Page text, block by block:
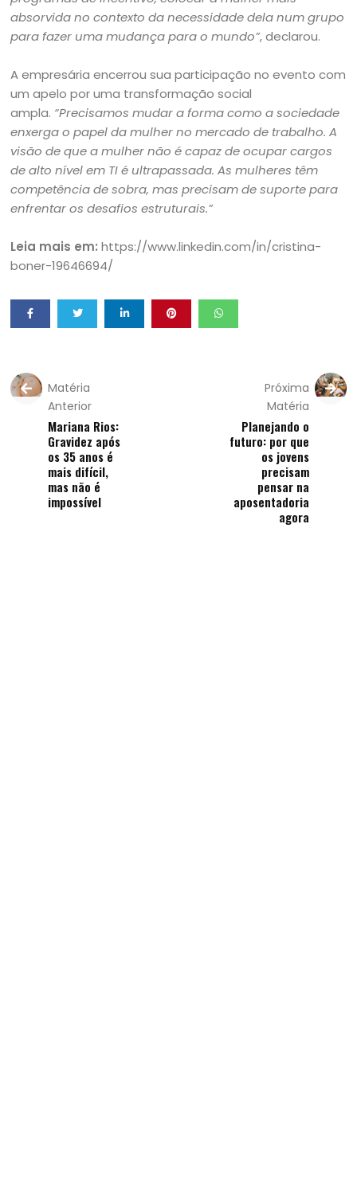
absorvida no contexto da necessidade dela num grupo
para fazer uma mudança para o mundo”, declarou.
A empresária encerrou sua participação no evento com
um apelo por uma transformação social
ampla. “Precisamos mudar a forma como a sociedade
enxerga o papel da mulher no mercado de trabalho. A
visão de que a mulher não é capaz de ocupar cargos
de alto nível em TI é ultrapassada. As mulheres têm
competência de sobra, mas precisam de suporte para
enfrentar os desafios estruturais.”
Leia mais em: https://www.linkedin.com/in/cristina-
boner-19646694/
Matéria
Anterior
Mariana Rios:
Gravidez após
os 35 anos é
mais difícil,
mas não é
impossível
Próxima
Matéria
Planejando o
futuro: por que
os jovens
precisam
pensar na
aposentadoria
agora